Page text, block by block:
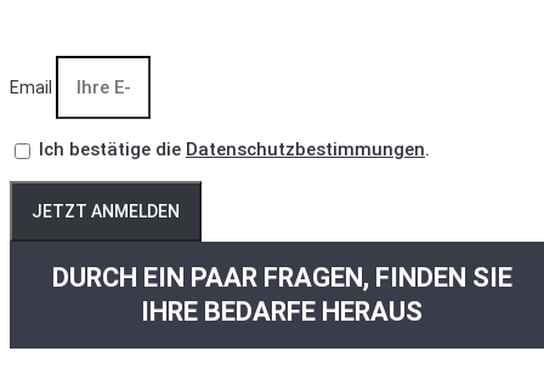
Email
Ich bestätige die Datenschutzbestimmungen.
JETZT ANMELDEN
DURCH EIN PAAR FRAGEN, FINDEN SIE
IHRE BEDARFE HERAUS